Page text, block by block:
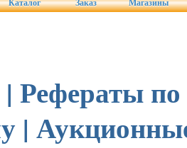
Каталог Заказ Магазины
Рефераты
|